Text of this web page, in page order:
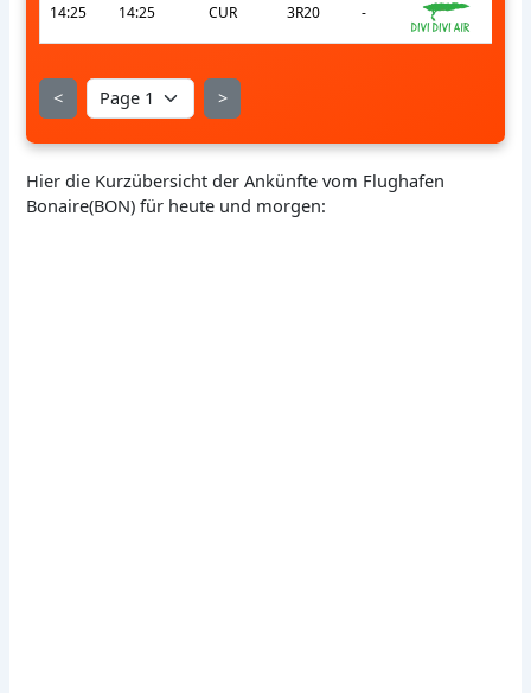
14:25 14:25 CUR 3R20 -
< >
Hier die Kurzübersicht der Ankünfte vom Flughafen
Bonaire(BON) für heute und morgen: